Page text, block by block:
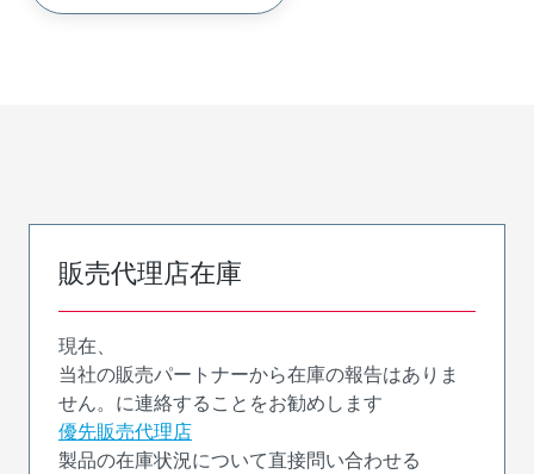
販売代理店在庫
現在、
当社の販売パートナーから在庫の報告はありま
せん。に連絡することをお勧めします
優先販売代理店
製品の在庫状況について直接問い合わせる